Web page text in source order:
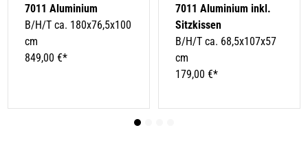
7011 Aluminium
B/H/T ca. 180x76,5x100
cm
849,00 €*
7011 Aluminium inkl.
Sitzkissen
B/H/T ca. 68,5x107x57
cm
179,00 €*